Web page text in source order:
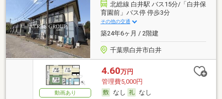
北総線 白井駅 バス15分/「白井保
育園前」バス停 停歩3分
その他の交通
築24年6ヶ月 / 2階建
千葉県白井市白井
動画あり
4.60万円
管理費5,000円
なし
なし